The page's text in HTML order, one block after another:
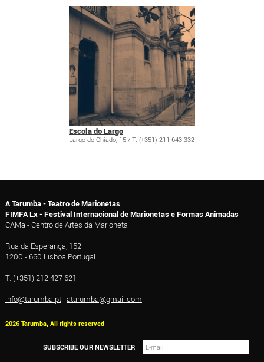
Escola do Largo
Largo do Chiado, 15 / T. (+351) 211 643 332
A Tarumba - Teatro de Marionetas
FIMFA Lx - Festival Internacional de Marionetas e Formas Animadas
CAMa - Centro de Artes da Marioneta
Rua da Esperança, 152
1200 - 660 Lisboa Portugal
T. (+351) 212 427 621
info@tarumba.pt| atarumba@gmail.com
2026 Tarumba, All rights reserved
SUBSCRIBE OUR NEWSLETTER